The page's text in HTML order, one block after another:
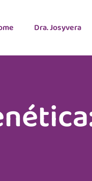
Dra. Josyvera